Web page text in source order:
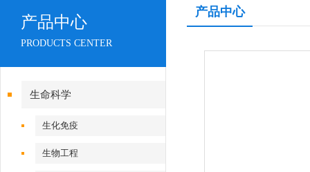
产品中心
PRODUCTS CENTER
生命科学
生化免疫
生物工程
产品中心